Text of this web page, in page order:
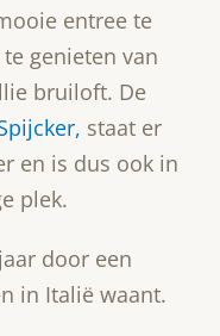
entree te
genieten van
bruiloft. De
staat er
en is dus ook in
plek.
door een
in Italië waant.